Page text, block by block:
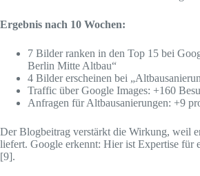
Ergebnis nach 10 Wochen:
7 Bilder ranken in den Top 15 bei
Berlin Mitte Altbau“
4 Bilder erscheinen bei
Traffic über Google Images: +160
Anfragen für Altbausanierungen: +9
Der Blogbeitrag verstärkt die Wirkung, weil
liefert. Google erkennt: Hier ist Expertise für
[9].